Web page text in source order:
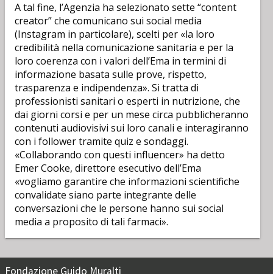
A tal fine, l’Agenzia ha selezionato sette “content
creator” che comunicano sui social media
(Instagram in particolare), scelti per «la loro
credibilità nella comunicazione sanitaria e per la
loro coerenza con i valori dell’Ema in termini di
informazione basata sulle prove, rispetto,
trasparenza e indipendenza». Si tratta di
professionisti sanitari o esperti in nutrizione, che
dai giorni corsi e per un mese circa pubblicheranno
contenuti audiovisivi sui loro canali e interagiranno
con i follower tramite quiz e sondaggi.
«Collaborando con questi influencer» ha detto
Emer Cooke, direttore esecutivo dell’Ema
«vogliamo garantire che informazioni scientifiche
convalidate siano parte integrante delle
conversazioni che le persone hanno sui social
media a proposito di tali farmaci».
Fondazione Guido Muralti